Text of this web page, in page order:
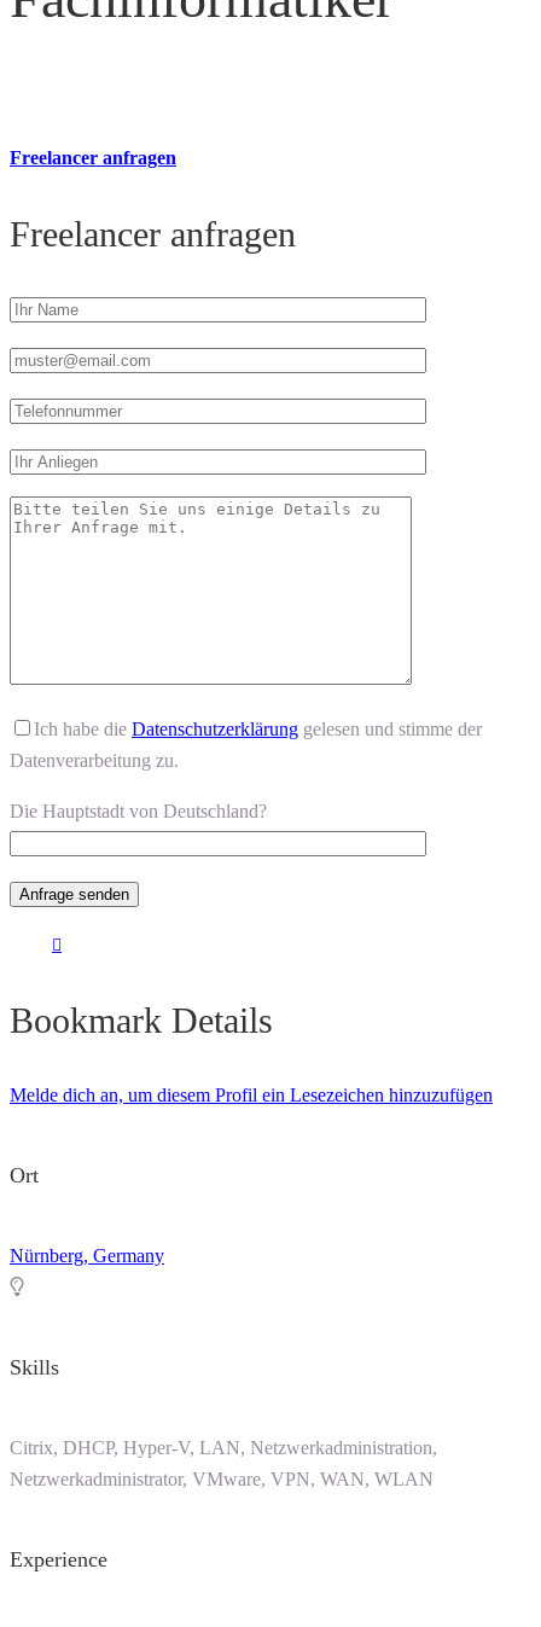
Freelancer anfragen
Freelancer anfragen
Ich habe die Datenschutzerklärung gelesen und stimme der
Datenverarbeitung zu.
Die Hauptstadt von Deutschland?
Bookmark Details
Melde dich an, um diesem Profil ein Lesezeichen hinzuzufügen
Ort
Nürnberg, Germany
Skills
Citrix, DHCP, Hyper-V, LAN, Netzwerkadministration,
Netzwerkadministrator, VMware, VPN, WAN, WLAN
Experience